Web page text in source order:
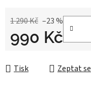
1 290 Kč –23 %
990 Kč
Tisk Zeptat se